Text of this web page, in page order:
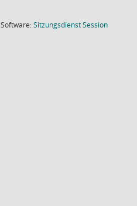
Software:SitzungsdienstSession(Wird in